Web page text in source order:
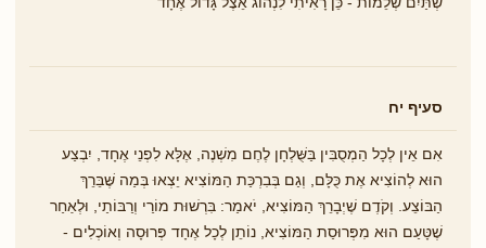
סעיף יח
אִם אֵין לְכָל הַמְסֻבִּין בַּשֻּׁלְחָן לֶחֶם מִשְׁנֶה, אֶלָּא לִפְנֵי אֶחָד, יִבְצַע
הוּא לְהוֹצִיא אֶת כֻּלָּם, וְגַם בְּבִרְכַּת הַמּוֹצִיא יֵצְאוּ בְּמַה שֶּׁבֵּרֵךְ
הַבּוֹצֵע. וְקֹדֶם שֶׁיְבָרֵךְ הַמּוֹצִיא, יֹאמַר: בִּרְשׁוּת מוֹרַי וְרַבּוֹתַי, וּלְאַחַר
שֶׁטָּעַם הוּא מִפְּרוּסַת הַמּוֹצִיא, נוֹתֵן לְכָל אֶחָד פְּרוּסָה וְאוֹכְלִים -